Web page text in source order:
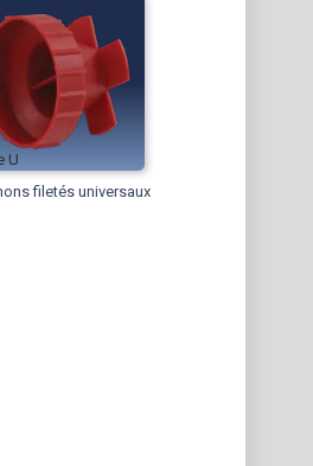
U
filetés universaux